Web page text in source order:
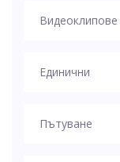
Видеоклипове
Единични
Пътуване